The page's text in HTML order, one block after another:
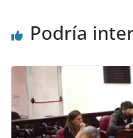
Podría